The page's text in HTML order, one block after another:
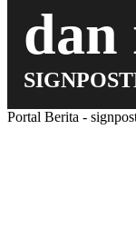
dan
Portal Berita -